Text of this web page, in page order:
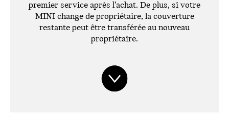
premier service après l’achat. De plus, si votre
MINI change de propriétaire, la couverture
restante peut être transférée au nouveau
propriétaire.